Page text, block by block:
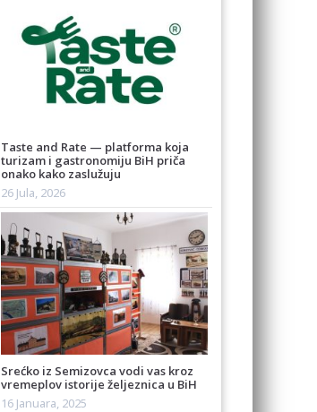
Taste and Rate — platforma koja
turizam i gastronomiju BiH priča
onako kako zaslužuju
26 Jula, 2026
Srećko iz Semizovca vodi vas kroz
vremeplov istorije željeznica u BiH
16 Januara, 2025